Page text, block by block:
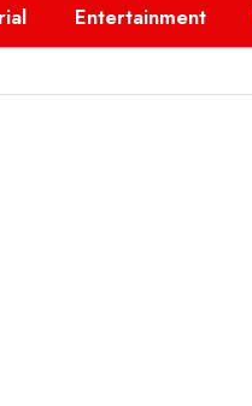
Entertainment